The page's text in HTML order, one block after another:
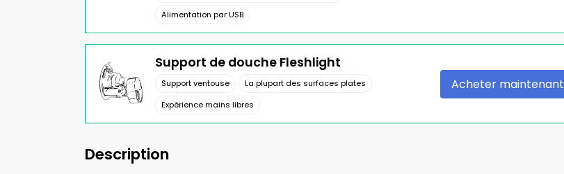
Alimentation par USB
Support de douche Fleshlight
Support ventouse
La plupart des surfaces plates
Expérience mains libres
Acheter maintenant
Description